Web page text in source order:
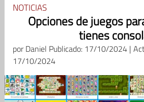
NOTICIAS
Opciones de juegos
tienes
porDaniel Publicado: 17/10/2024 |
17/10/2024